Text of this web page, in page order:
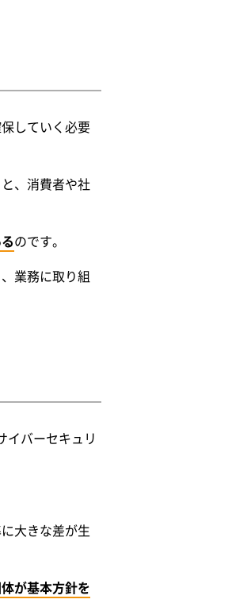
していく必要
、消費者や社
のです。
業務に取り組
イバーセキュリ
大きな差が生
が基本方針を